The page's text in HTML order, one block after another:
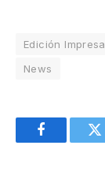
Edición Impresa
News
Facebook